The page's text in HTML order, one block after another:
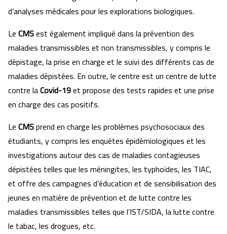
d’analyses médicales pour les explorations biologiques.
LeCMSest également impliqué dans la prévention des
maladies transmissibles et non transmissibles, y compris le
dépistage, la prise en charge et le suivi des différents cas de
maladies dépistées. En outre, le centre est un centre de lutte
contre laCovid-19et propose des tests rapides et une prise
en charge des cas positifs.
LeCMSprend en charge les problèmes psychosociaux des
étudiants, y compris les enquêtes épidémiologiques et les
investigations autour des cas de maladies contagieuses
dépistées telles que les méningites, les typhoïdes, les TIAC,
et offre des campagnes d’éducation et de sensibilisation des
jeunes en matière de prévention et de lutte contre les
maladies transmissibles telles que l’IST/SIDA, la lutte contre
le tabac, les drogues, etc.